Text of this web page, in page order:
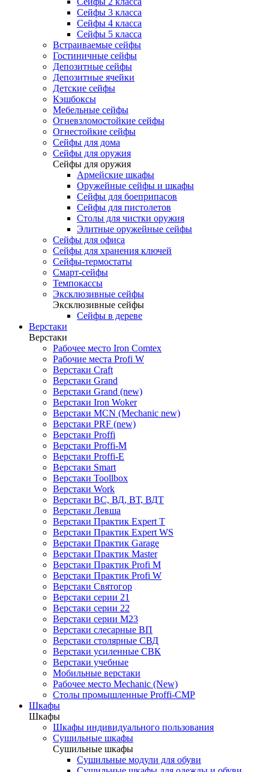
Сейфы 3 класса
Сейфы 4 класса
Сейфы 5 класса
Встраиваемые сейфы
Гостиничные сейфы
Депозитные сейфы
Депозитные ячейки
Детские сейфы
Кэшбоксы
Мебельные сейфы
Огневзломостойкие сейфы
Огнестойкие сейфы
Сейфы для дома
Сейфы для оружия
Сейфы для оружия
Армейские шкафы
Оружейные сейфы и шкафы
Сейфы для боеприпасов
Сейфы для пистолетов
Столы для чистки оружия
Элитные оружейные сейфы
Сейфы для офиса
Сейфы для хранения ключей
Сейфы-термостаты
Смарт-сейфы
Темпокассы
Эксклюзивные сейфы
Эксклюзивные сейфы
Сейфы в дереве
Верстаки
Верстаки
Рабочее место Iron Comtex
Рабочие места Profi W
Верстаки Craft
Верстаки Grand
Верстаки Grand (new)
Верстаки Iron Woker
Верстаки MCN (Mechanic new)
Верстаки PRF (new)
Верстаки Proffi
Верстаки Proffi-M
Верстаки Proffi-Е
Верстаки Smart
Верстаки Toollbox
Верстаки Work
Верстаки ВС, ВД, ВТ, ВДТ
Верстаки Левша
Верстаки Практик Expert T
Верстаки Практик Expert WS
Верстаки Практик Garage
Верстаки Практик Master
Верстаки Практик Profi M
Верстаки Практик Profi W
Верстаки Святогор
Верстаки серии 21
Верстаки серии 22
Верстаки серии М23
Верстаки слесарные ВП
Верстаки столярные СВД
Верстаки усиленные СВК
Верстаки учебные
Мобильные верстаки
Рабочее место Mechanic (New)
Столы промышленные Proffi-CMP
Шкафы
Шкафы
Шкафы индивидуального пользования
Cушильные шкафы
Cушильные шкафы
Сушильные модули для обуви